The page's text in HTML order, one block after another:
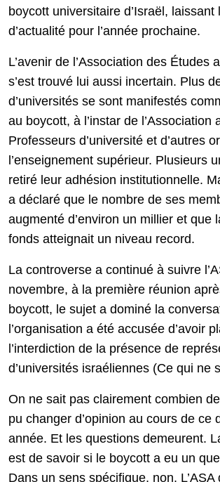
boycott universitaire d’Israël, laissant
d’actualité pour l’année prochaine.
L’avenir de l’Association des Études
s’est trouvé lui aussi incertain. Plus
d’universités se sont manifestés
au boycott, à l’instar de l’Association
Professeurs d’université et d’autres
l’enseignement supérieur. Plusieurs
retiré leur adhésion institutionnelle.
a déclaré que le nombre de ses
augmenté d’environ un millier et que
fonds atteignait un niveau record.
La controverse a continué à suivre
novembre, à la première réunion
boycott, le sujet a dominé la
l’organisation a été accusée d’avoir
l’interdiction de la présence de
d’universités israéliennes (Ce qui ne
On ne sait pas clairement combien
pu changer d’opinion au cours de ce
année. Et les questions demeurent.
est de savoir si le boycott a eu un
Dans un sens spécifique, non. L’ASA